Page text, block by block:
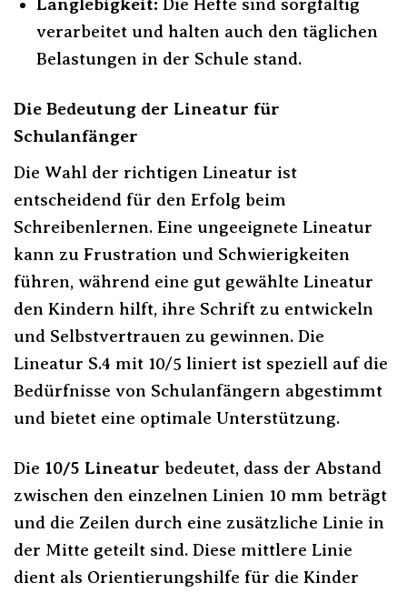
Langlebigkeit: Die Hefte sind sorgfältig
verarbeitet und halten auch den täglichen
Belastungen in der Schule stand.
Die Bedeutung der Lineatur für
Schulanfänger
Die Wahl der richtigen Lineatur ist
entscheidend für den Erfolg beim
Schreibenlernen. Eine ungeeignete Lineatur
kann zu Frustration und Schwierigkeiten
führen, während eine gut gewählte Lineatur
den Kindern hilft, ihre Schrift zu entwickeln
und Selbstvertrauen zu gewinnen. Die
Lineatur S.4 mit 10/5 liniert ist speziell auf die
Bedürfnisse von Schulanfängern abgestimmt
und bietet eine optimale Unterstützung.
Die 10/5 Lineatur bedeutet, dass der Abstand
zwischen den einzelnen Linien 10 mm beträgt
und die Zeilen durch eine zusätzliche Linie in
der Mitte geteilt sind. Diese mittlere Linie
dient als Orientierungshilfe für die Kinder